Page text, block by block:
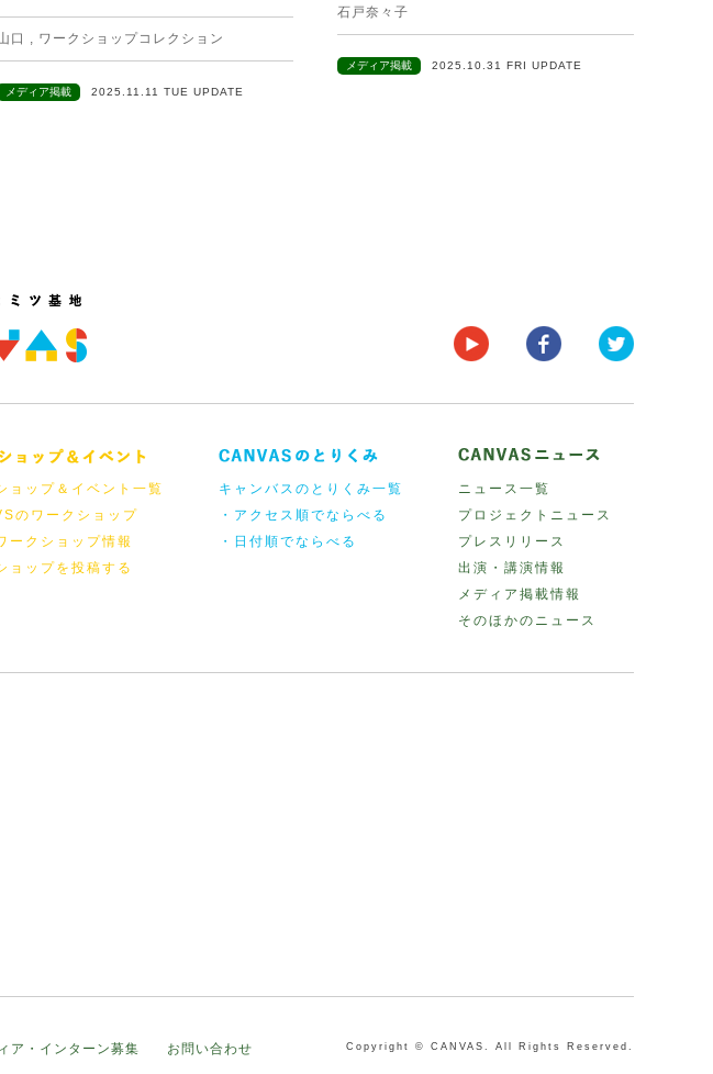
口 , ワークショップコレクション
メディア掲載 2025.11.11 TUE UPDATE
石戸奈々子
メディア掲載 2025.10.31 FRI UPDATE
ョップ＆イベント一覧
のワークショップ
ークショップ情報
ョップを投稿する
キャンバスのとりくみ一覧
・アクセス順でならべる
・日付順でならべる
ニュース一覧
プロジェクトニュース
プレスリリース
出演・講演情報
メディア掲載情報
そのほかのニュース
ア・インターン募集 お問い合わせ Copyright © CANVAS. All Rights Reserved.